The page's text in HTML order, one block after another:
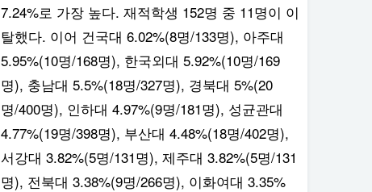
7.24%로 가장 높다. 재적학생 152명 중 11명이 이
탈했다. 이어 건국대 6.02%(8명/133명), 아주대
5.95%(10명/168명), 한국외대 5.92%(10명/169
명), 충남대 5.5%(18명/327명), 경북대 5%(20
명/400명), 인하대 4.97%(9명/181명), 성균관대
4.77%(19명/398명), 부산대 4.48%(18명/402명),
서강대 3.82%(5명/131명), 제주대 3.82%(5명/131
명), 전북대 3.38%(9명/266명), 이화여대 3.35%